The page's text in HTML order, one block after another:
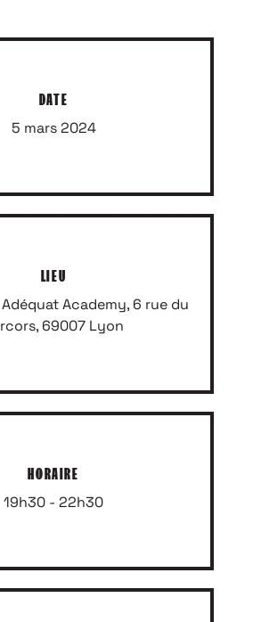
DATE
5 mars 2024
LIEU
Academy, 6 rue du
69007 Lyon
HORAIRE
19h30 - 22h30